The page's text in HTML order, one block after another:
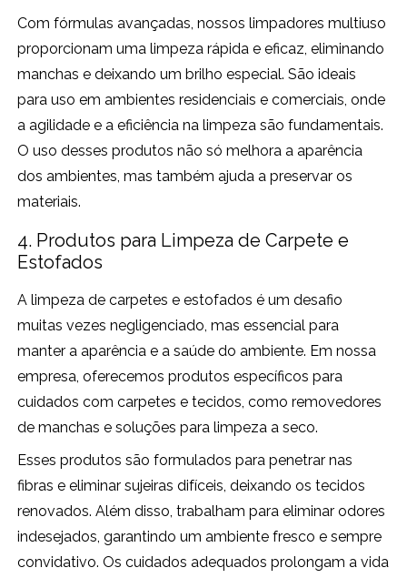
Com fórmulas avançadas, nossos limpadores multiuso
proporcionam uma limpeza rápida e eficaz, eliminando
manchas e deixando um brilho especial. São ideais
para uso em ambientes residenciais e comerciais, onde
a agilidade e a eficiência na limpeza são fundamentais.
O uso desses produtos não só melhora a aparência
dos ambientes, mas também ajuda a preservar os
materiais.
4. Produtos para Limpeza de Carpete e
Estofados
A limpeza de carpetes e estofados é um desafio
muitas vezes negligenciado, mas essencial para
manter a aparência e a saúde do ambiente. Em nossa
empresa, oferecemos produtos específicos para
cuidados com carpetes e tecidos, como removedores
de manchas e soluções para limpeza a seco.
Esses produtos são formulados para penetrar nas
fibras e eliminar sujeiras difíceis, deixando os tecidos
renovados. Além disso, trabalham para eliminar odores
indesejados, garantindo um ambiente fresco e sempre
convidativo. Os cuidados adequados prolongam a vida